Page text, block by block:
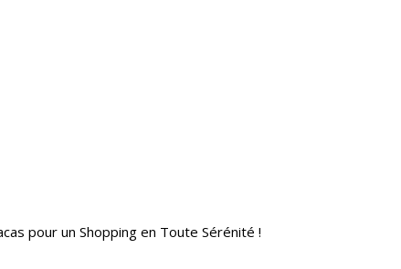
pour un Shopping en Toute Sérénité !